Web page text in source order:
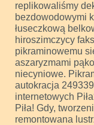
replikowaliśmy
bezdowodowymi
łuseczkową
hiroszimczycy
pikraminowemu
aszaryzmami
niecyniowe.
autokracja
internetowych
Piła! Gdy,
remontowana